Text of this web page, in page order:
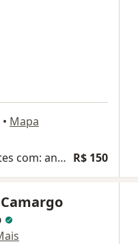
• Mapa
Acompanhamento a pacientes com: ansiedade,depressão, fobias e traumas psicológicos R$ 150